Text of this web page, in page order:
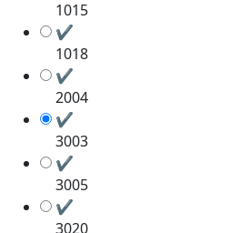
1015
✔
1018
✔
2004
✔
3003
✔
3005
✔
3020